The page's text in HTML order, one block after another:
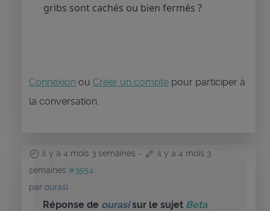
gribs sont cachés ou bien fermés ?
Connexion ou Créer un compte pour participer à
la conversation.
il y a 4 mois 3 semaines -
il y a 4 mois 3
semaines #3554
par ourasi
Réponse de ourasisur le sujet Beta